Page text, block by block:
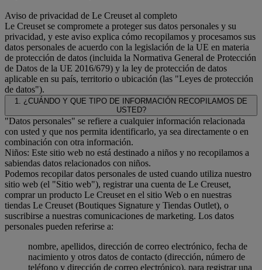
Aviso de privacidad de Le Creuset al completo
Le Creuset se compromete a proteger sus datos personales y su
privacidad, y este aviso explica cómo recopilamos y procesamos sus
datos personales de acuerdo con la legislación de la UE en materia
de protección de datos (incluida la Normativa General de Protección
de Datos de la UE 2016/679) y la ley de protección de datos
aplicable en su país, territorio o ubicación (las "Leyes de protección
de datos").
1. ¿CUÁNDO Y QUE TIPO DE INFORMACIÓN RECOPILAMOS DE
USTED?
"Datos personales" se refiere a cualquier información relacionada
con usted y que nos permita identificarlo, ya sea directamente o en
combinación con otra información.
Niños: Este sitio web no está destinado a niños y no recopilamos a
sabiendas datos relacionados con niños.
Podemos recopilar datos personales de usted cuando utiliza nuestro
sitio web (el "Sitio web"), registrar una cuenta de Le Creuset,
comprar un producto Le Creuset en el sitio Web o en nuestras
tiendas Le Creuset (Boutiques Signature y Tiendas Outlet), o
suscribirse a nuestras comunicaciones de marketing. Los datos
personales pueden referirse a:
nombre, apellidos, dirección de correo electrónico, fecha de
nacimiento y otros datos de contacto (dirección, número de
teléfono y dirección de correo electrónico), para registrar una